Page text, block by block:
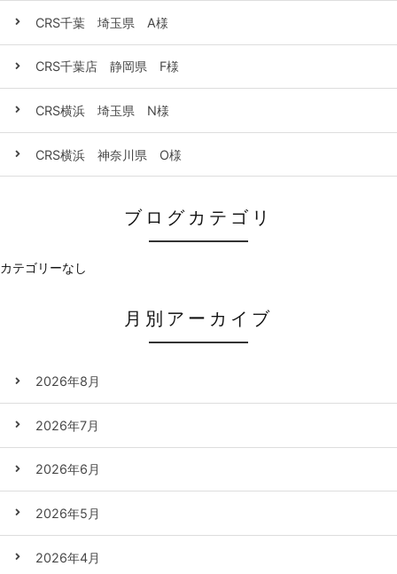
CRS千葉 埼玉県 A様
CRS千葉店 静岡県 F様
CRS横浜 埼玉県 N様
CRS横浜 神奈川県 O様
ブログカテゴリ
カテゴリーなし
月別アーカイブ
2026年8月
2026年7月
2026年6月
2026年5月
2026年4月